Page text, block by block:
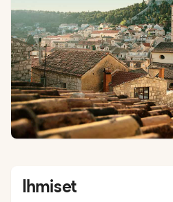
Ihmiset